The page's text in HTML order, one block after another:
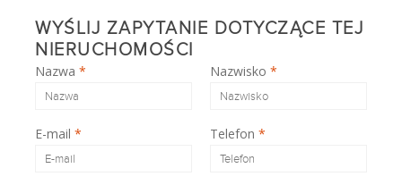
WYŚLIJ ZAPYTANIE DOTYCZĄCE TEJ
NIERUCHOMOŚCI
Nazwa * Nazwisko *
E-mail * Telefon *